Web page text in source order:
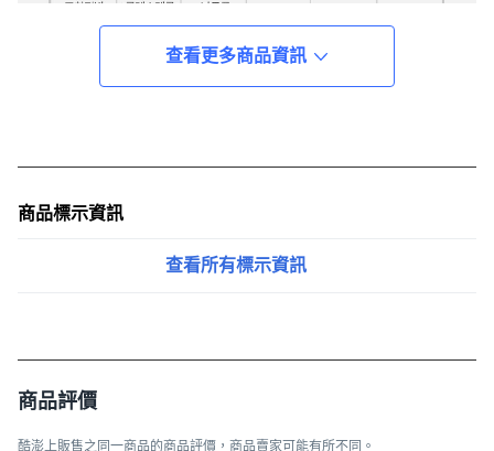
查看更多商品資訊
商品標示資訊
查看所有標示資訊
商品評價
酷澎上販售之同一商品的商品評價，商品賣家可能有所不同。